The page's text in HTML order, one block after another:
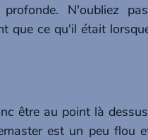
N'oubliez
que ce qu'il était
être au point là
est un peu flou